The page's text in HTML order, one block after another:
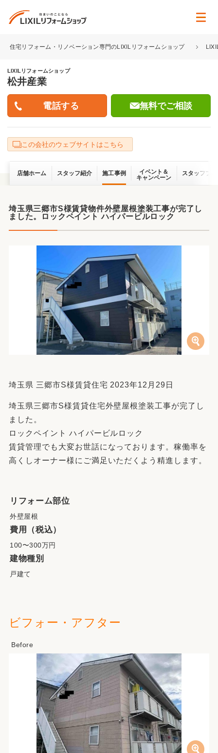
住宅リフォーム・リノベーション専門のLIXILリフォームショップ
LIXILリフォームショップ
松井産業
無料でご相談
この会社のウェブサイトはこちら
店舗ホーム スタッフ紹介 施工事例
イベント＆
キャンペーン
スタッフブ
埼玉県三郷市S様賃貸物件外壁屋根塗装工事が完了し
ました。ロックペイント ハイパービルロック
埼玉県 三郷市S様賃貸住宅 2023年12月29日
埼玉県三郷市S様賃貸住宅外壁屋根塗装工事が完了し
ました。
ロックペイント ハイパービルロック
賃貸管理でも大変お世話になっております。稼働率を
高くしオーナー様にご満足いただくよう精進します。
リフォーム部位
外壁屋根
費用（税込）
100〜300万円
建物種別
戸建て
ビフォー・アフター